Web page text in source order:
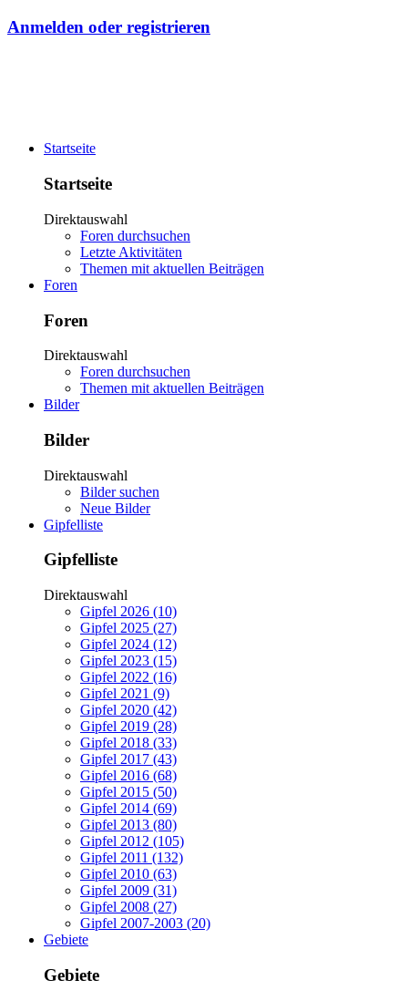
Anmelden oder registrieren
Startseite
Startseite
Direktauswahl
Foren durchsuchen
Letzte Aktivitäten
Themen mit aktuellen Beiträgen
Foren
Foren
Direktauswahl
Foren durchsuchen
Themen mit aktuellen Beiträgen
Bilder
Bilder
Direktauswahl
Bilder suchen
Neue Bilder
Gipfelliste
Gipfelliste
Direktauswahl
Gipfel 2026 (10)
Gipfel 2025 (27)
Gipfel 2024 (12)
Gipfel 2023 (15)
Gipfel 2022 (16)
Gipfel 2021 (9)
Gipfel 2020 (42)
Gipfel 2019 (28)
Gipfel 2018 (33)
Gipfel 2017 (43)
Gipfel 2016 (68)
Gipfel 2015 (50)
Gipfel 2014 (69)
Gipfel 2013 (80)
Gipfel 2012 (105)
Gipfel 2011 (132)
Gipfel 2010 (63)
Gipfel 2009 (31)
Gipfel 2008 (27)
Gipfel 2007-2003 (20)
Gebiete
Gebiete